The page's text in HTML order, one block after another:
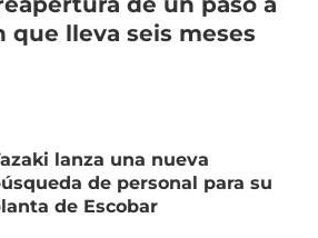
que lleva seis meses
lanza una nueva
de personal para su
de Escobar